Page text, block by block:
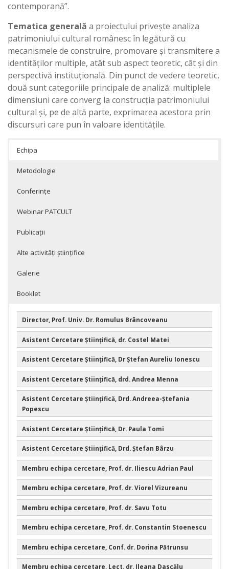
contemporană”.
Tematica generală a proiectului priveşte analiza
patrimoniului cultural românesc în legătură cu
mecanismele de construire, promovare şi transmitere a
identităţilor multiple, atât sub aspect teoretic, cât şi din
perspectivă instituţională. Din punct de vedere teoretic,
două sunt categoriile principale de analiză: multiplele
dimensiuni care converg la construcţia patrimoniului
cultural şi, pe de altă parte, exprimarea acestora prin
discursuri care pun în valoare identităţile.
Echipa
Metodologie
Conferințe
Webinar PATCULT
Publicații
Alte activități științifice
Galerie
Booklet
Director, Prof. Univ. Dr. Romulus Brâncoveanu
Asistent Cercetare Ştiinţifică, dr. Costel Matei
Asistent Cercetare Ştiinţifică, Dr Ștefan Aureliu Ionescu
Asistent Cercetare Ştiinţifică, drd. Andrea Menna
Asistent Cercetare Ştiinţifică, Drd. Andreea-Ștefania
Popescu
Asistent Cercetare Ştiinţifică, Dr. Paula Tomi
Asistent Cercetare Ştiinţifică, Drd. Ștefan Bârzu
Membru echipa cercetare, Prof. dr. Iliescu Adrian Paul
Membru echipa cercetare, Prof. dr. Viorel Vizureanu
Membru echipa cercetare, Prof. dr. Savu Totu
Membru echipa cercetare, Prof. dr. Constantin Stoenescu
Membru echipa cercetare, Conf. dr. Dorina Pătrunsu
Membru echipa cercetare, Lect. dr. Ileana Dascălu